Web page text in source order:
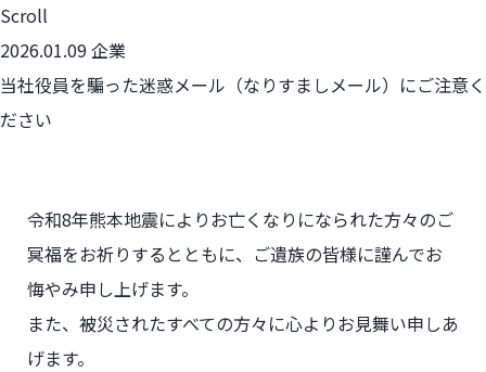
Scroll
2026.01.09企業
当社役員を騙った迷惑メール（なりすましメール）にご注意く
ださい
令和8年熊本地震によりお亡くなりになられた方々のご
冥福をお祈りするとともに、 ご遺族の皆様に謹んでお
悔やみ申し上げます。
また、被災されたすべての方々に心よりお見舞い申しあ
げます。